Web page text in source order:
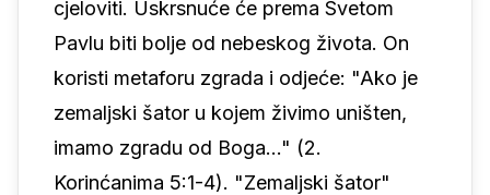
cjeloviti. Uskrsnuće će prema Svetom
Pavlu biti bolje od nebeskog života. On
koristi metaforu zgrada i odjeće: "Ako je
zemaljski šator u kojem živimo uništen,
imamo zgradu od Boga…" (2.
Korinćanima 5:1-4). "Zemaljski šator"